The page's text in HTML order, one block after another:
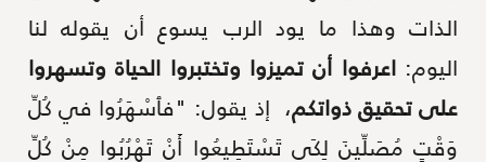
الذات وهذا ما يود الرب يسوع أن يقوله لنا
اليوم:اعرفوا أن تميزوا وتختبروا الحياة وتسهروا
على تحقيق ذواتكم، إذ يقول: "فٱسْهَرُوا في كُلِّ
وَقْتٍ مُصَلِّينَ لِكَي تَسْتَطِيعُوا أَنْ تَهْرُبُوا مِنْ كُلِّ